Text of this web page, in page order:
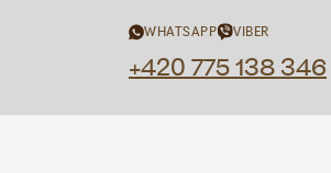
WHATSAPP VIBER
+420 775 138 346